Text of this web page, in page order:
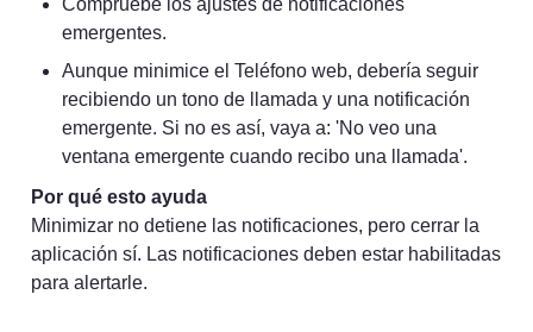
Compruebe los ajustes de notificaciones
emergentes.
Aunque minimice el Teléfono web, debería seguir
recibiendo un tono de llamada y una notificación
emergente. Si no es así, vaya a: 'No veo una
ventana emergente cuando recibo una llamada'.
Por qué esto ayuda
Minimizar no detiene las notificaciones, pero cerrar la
aplicación sí. Las notificaciones deben estar habilitadas
para alertarle.